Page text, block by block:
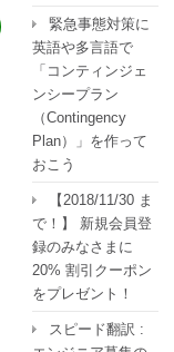
緊急事態対策に
英語や多言語で
「コンティンジェ
ンシープラン
（Contingency
Plan）」を作って
おこう
【2018/11/30 ま
で！】 新規会員登
録のみなさまに
20% 割引クーポン
をプレゼント！
スピード翻訳 :